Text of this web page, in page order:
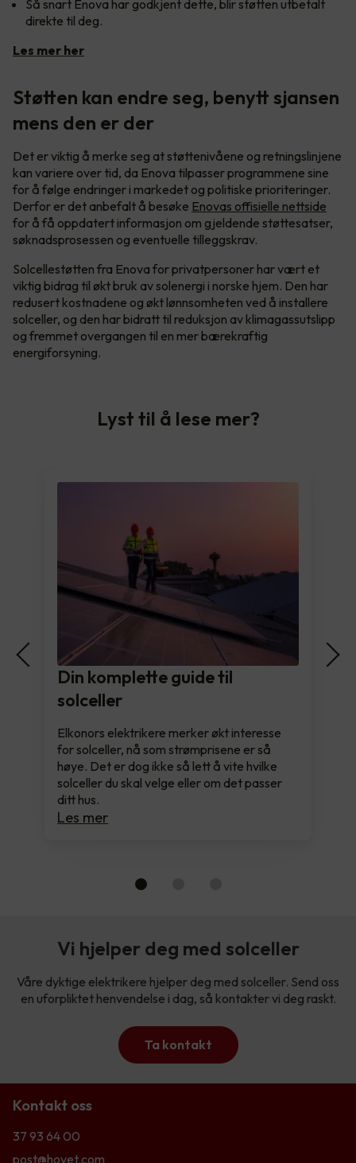
Så snart Enova har godkjent dette, blir støtten utbetalt
direkte til deg.
Les mer her
Støtten kan endre seg, benytt sjansen
mens den er der
Det er viktig å merke seg at støttenivåene og retningslinjene
kan variere over tid, da Enova tilpasser programmene sine
for å følge endringer i markedet og politiske prioriteringer.
Derfor er det anbefalt å besøke Enovas offisielle nettside
for å få oppdatert informasjon om gjeldende støttesatser,
søknadsprosessen og eventuelle tilleggskrav.
Solcellestøtten fra Enova for privatpersoner har vært et
viktig bidrag til økt bruk av solenergi i norske hjem. Den har
redusert kostnadene og økt lønnsomheten ved å installere
solceller, og den har bidratt til reduksjon av klimagassutslipp
og fremmet overgangen til en mer bærekraftig
energiforsyning.
Lyst til å lese mer?
Din komplette guide til
solceller
Elkonors elektrikere merker økt interesse
for solceller, nå som strømprisene er så
høye. Det er dog ikke så lett å vite hvilke
solceller du skal velge eller om det passer
ditt hus.
Les mer
Vi hjelper deg med solceller
Våre dyktige elektrikere hjelper deg med solceller. Send oss
en uforpliktet henvendelse i dag, så kontakter vi deg raskt.
Ta kontakt
Kontakt oss
37 93 64 00
post@hovet.com